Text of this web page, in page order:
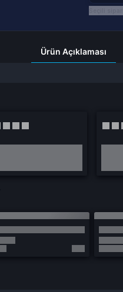
Ürün Açıklaması